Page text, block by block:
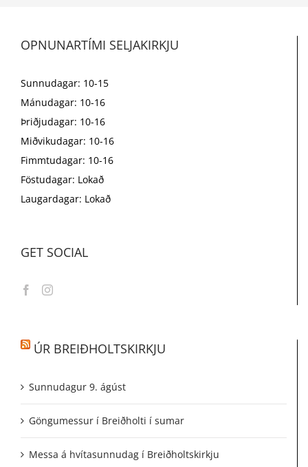
OPNUNARTÍMI SELJAKIRKJU
Sunnudagar: 10-15
Mánudagar: 10-16
Þriðjudagar: 10-16
Miðvikudagar: 10-16
Fimmtudagar: 10-16
Föstudagar: Lokað
Laugardagar: Lokað
GET SOCIAL
ÚR BREIÐHOLTSKIRKJU
Sunnudagur 9. ágúst
Göngumessur í Breiðholti í sumar
Messa á hvítasunnudag í Breiðholtskirkju